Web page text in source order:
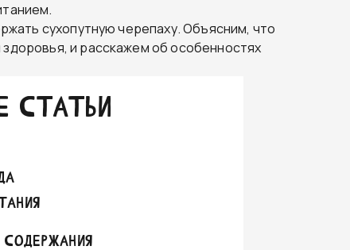
сухопутную черепаху. Объясним, что
и расскажем об особенностях
СТАТЬИ
содержания